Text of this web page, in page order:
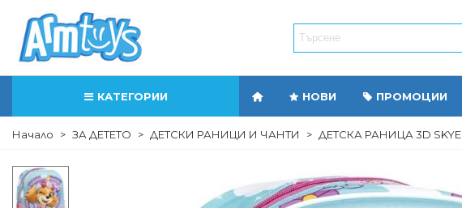
КАТЕГОРИИ НОВИ ПРОМОЦИИ
Начало > ЗА ДЕТЕТО > ДЕТСКИ РАНИЦИ И ЧАНТИ > ДЕТСКА РАНИЦА 3D SKYE